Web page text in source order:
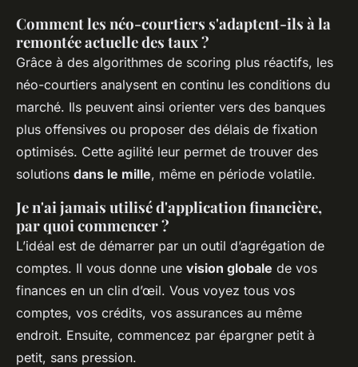
Comment les néo-courtiers s'adaptent-ils à la
remontée actuelle des taux ?
Grâce à des algorithmes de scoring plus réactifs, les
néo-courtiers analysent en continu les conditions du
marché. Ils peuvent ainsi orienter vers des banques
plus offensives ou proposer des délais de fixation
optimisés. Cette agilité leur permet de trouver des
solutions dans le mille, même en période volatile.
Je n'ai jamais utilisé d'application financière,
par quoi commencer ?
L’idéal est de démarrer par un outil d’agrégation de
comptes. Il vous donne une vision globale de vos
finances en un clin d’œil. Vous voyez tous vos
comptes, vos crédits, vos assurances au même
endroit. Ensuite, commencez par épargner petit à
petit, sans pression.